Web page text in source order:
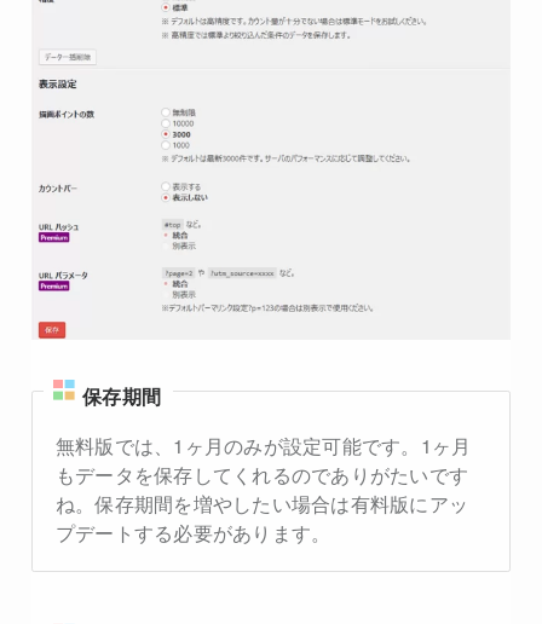
保存期間
無料版では、1ヶ月のみが設定可能です。1ヶ月
もデータを保存してくれるのでありがたいです
ね。保存期間を増やしたい場合は有料版にアッ
プデートする必要があります。